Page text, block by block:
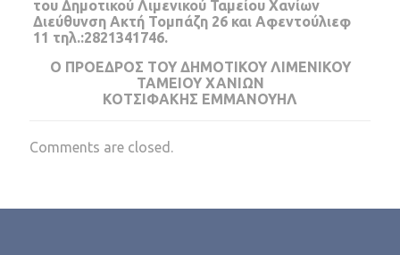
του Δημοτικού Λιμενικού Ταμείου Χανίων
Διεύθυνση Ακτή Τομπάζη 26 και Αφεντούλιεφ
11 τηλ.:2821341746.
Ο ΠΡΟΕΔΡΟΣ ΤΟΥ ΔΗΜΟΤΙΚΟΥ ΛΙΜΕΝΙΚΟΥ
ΤΑΜΕΙΟΥ ΧΑΝΙΩΝ
ΚΟΤΣΙΦΑΚΗΣ ΕΜMΑΝΟΥΗΛ
Comments are closed.